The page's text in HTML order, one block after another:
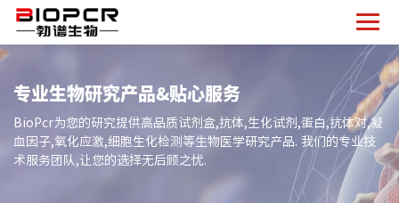
专业生物研究产品&贴心服务
BioPcr为您的研究提供高品质试剂盒,抗体,生化试剂,蛋白,抗体对,凝
血因子,氧化应激,细胞生化检测等生物医学研究产品. 我们的专业技
术服务团队,让您的选择无后顾之忧.